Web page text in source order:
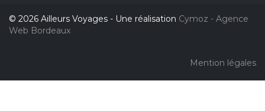
© 2026 Ailleurs Voyages - Une réalisation Cymoz - Agence
Web Bordeaux
Mention légales